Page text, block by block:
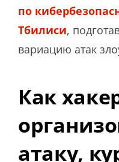
по
Тбилиси,
вариацию атак
Как
атаку,